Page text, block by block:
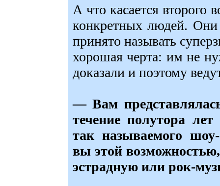
А что касается второго
конкретных людей.
принято называть
хорошая черта: им не
доказали и поэтому
— Вам
течение полутора
так называемого
вы этой
эстрадную или рок-